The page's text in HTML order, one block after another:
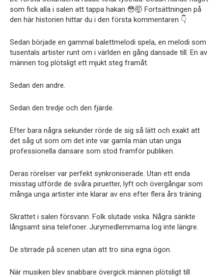
som fick alla i salen att tappa hakan 😳🤯 Fortsättningen på
den här historien hittar du i den första kommentaren 👇
Sedan började en gammal balettmelodi spela, en melodi som
tusentals artister runt om i världen en gång dansade till. En av
männen tog plötsligt ett mjukt steg framåt.
Sedan den andre.
Sedan den tredje och den fjärde.
Efter bara några sekunder rörde de sig så lätt och exakt att
det såg ut som om det inte var gamla män utan unga
professionella dansare som stod framför publiken.
Deras rörelser var perfekt synkroniserade. Utan ett enda
misstag utförde de svåra piruetter, lyft och övergångar som
många unga artister inte klarar av ens efter flera års träning.
Skrattet i salen försvann. Folk slutade viska. Några sänkte
långsamt sina telefoner. Jurymedlemmarna log inte längre.
De stirrade på scenen utan att tro sina egna ögon.
När musiken blev snabbare övergick männen plötsligt till